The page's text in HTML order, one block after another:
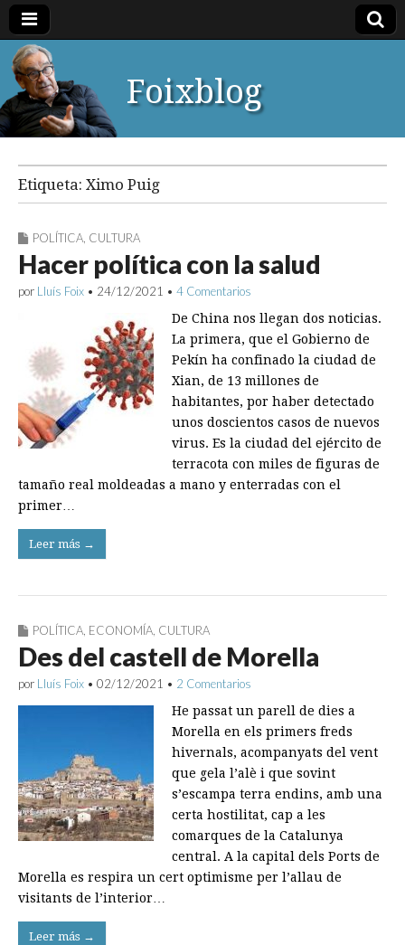
Foixblog
Etiqueta: Ximo Puig
POLÍTICA CULTURA
Hacer política con la salud
por Lluís Foix • 24/12/2021 • 4 Comentarios
De China nos llegan dos noticias.
La primera, que el Gobierno de
Pekín ha confinado la ciudad de
Xian, de 13 millones de
habitantes, por haber detectado
unos doscientos casos de nuevos
virus. Es la ciudad del ejército de
terracota con miles de figuras de
tamaño real moldeadas a mano y enterradas con el
primer…
Leer más →
POLÍTICA ECONOMÍA CULTURA
Des del castell de Morella
por Lluís Foix • 02/12/2021 • 2 Comentarios
He passat un parell de dies a
Morella en els primers freds
hivernals, acompanyats del vent
que gela l’alè i que sovint
s’escampa terra endins, amb una
certa hostilitat, cap a les
comarques de la Catalunya
central. A la capital dels Ports de
Morella es respira un cert optimisme per l’allau de
visitants de l’interior…
Leer más →